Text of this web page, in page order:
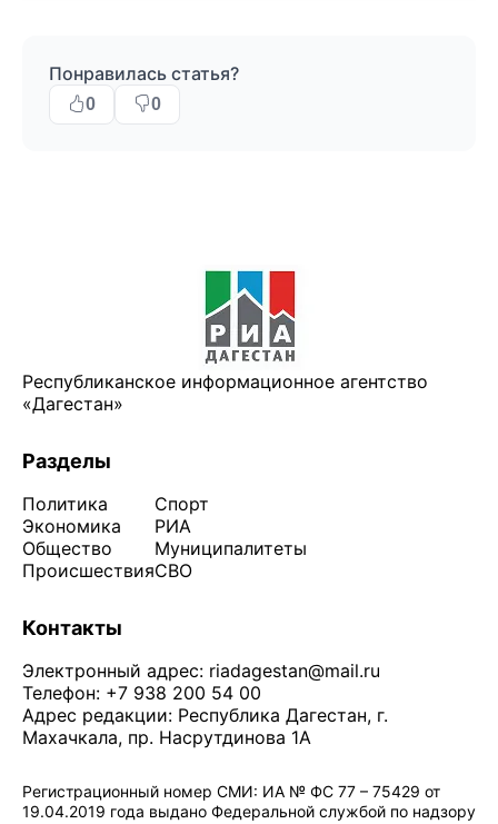
Понравилась статья?
0 0
Республиканское информационное агентство
«Дагестан»
Разделы
Политика
Экономика
Общество
Происшествия
Спорт
РИА
Муниципалитеты
СВО
Контакты
Электронный адрес: riadagestan@mail.ru
Телефон: +7 938 200 54 00
Адрес редакции: Республика Дагестан, г.
Махачкала, пр. Насрутдинова 1А
Регистрационный номер СМИ: ИА № ФС 77 – 75429 от
19.04.2019 года выдано Федеральной службой по надзору